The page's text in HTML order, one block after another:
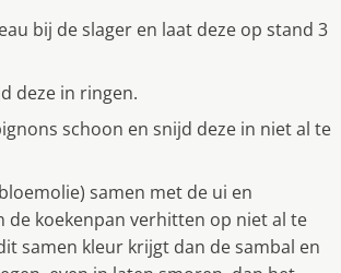
bij de slager en laat deze op stand 3
deze in ringen.
schoon en snijd deze in niet al te
samen met de ui en
de koekenpan verhitten op niet al te
samen kleur krijgt dan de sambal en